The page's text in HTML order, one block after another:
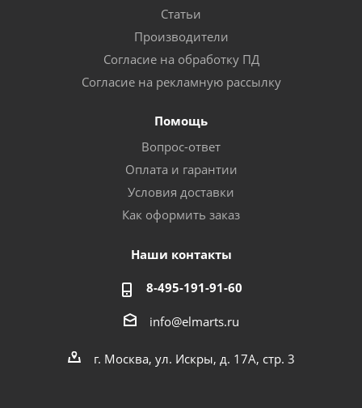
Статьи
Производители
Согласие на обработку ПД
Согласие на рекламную рассылку
Помощь
Вопрос-ответ
Оплата и гарантии
Условия доставки
Как оформить заказ
Наши контакты
8-495-191-91-60
info@elmarts.ru
г. Москва, ул. Искры, д. 17А, стр. 3